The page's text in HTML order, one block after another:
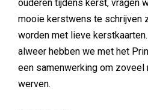
ouderen tijdens kerst, vragen
mooie kerstwens te schrijven
worden met lieve
alweer hebben we met het
een samenwerking om
werven.